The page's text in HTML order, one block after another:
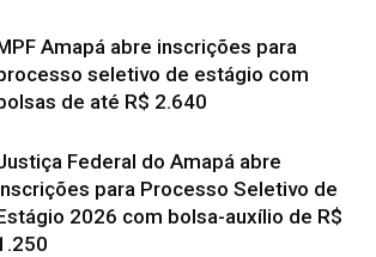
Amapá abre inscrições para
seletivo de estágio com
de até R$ 2.640
Federal do Amapá abre
para Processo Seletivo de
2026 com bolsa-auxílio de R$